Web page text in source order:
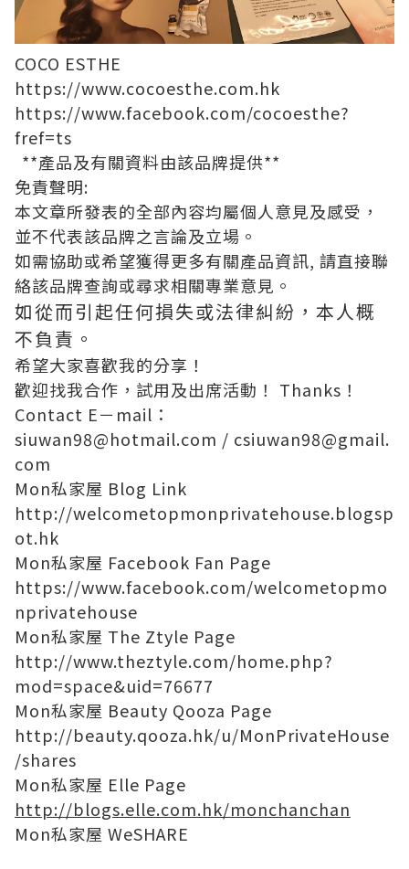
COCO ESTHE
https://www.cocoesthe.com.hk
https://www.facebook.com/cocoesthe?
fref=ts
**產品及有關資料由該品牌提供**
免責聲明:
本文章所發表的全部內容均屬個人意見及感受，
並不代表該品牌之言論及立場。
如需協助或希望獲得更多有關產品資訊, 請直接聯
絡該品牌查詢或尋求相關專業意見。
如從而引起任何損失或法律糾紛，本人概
不負責。
希望大家喜歡我的分享！
歡迎找我合作，試用及出席活動！ Thanks！
Contact E－mail：
siuwan98@hotmail.com / csiuwan98@gmail.
com
Mon私家屋 Blog Link
http://welcometopmonprivatehouse.blogsp
ot.hk
Mon私家屋 Facebook Fan Page
https://www.facebook.com/welcometopmo
nprivatehouse
Mon私家屋 The Ztyle Page
http://www.theztyle.com/home.php?
mod=space&uid=76677
Mon私家屋 Beauty Qooza Page
http://beauty.qooza.hk/u/MonPrivateHouse
/shares
Mon私家屋 Elle Page
http://blogs.elle.com.hk/monchanchan
Mon私家屋 WeSHARE